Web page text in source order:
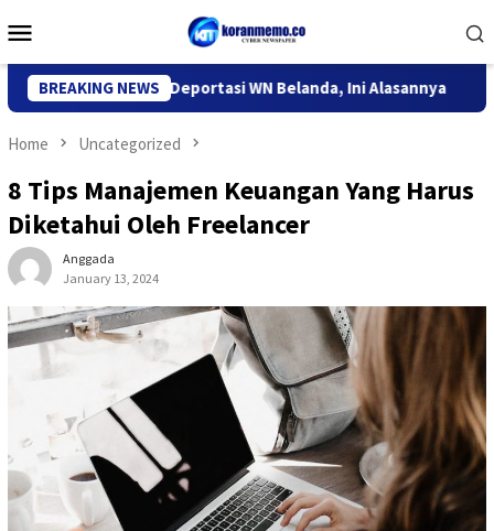
to
Menu
BREAKING NEWS
Kediri Deportasi WN Belanda, Ini Alasannya 9
Home Uncategorized
8 Tips Manajemen Keuangan Yang Harus
Diketahui Oleh Freelancer
Anggada
January 13, 2024